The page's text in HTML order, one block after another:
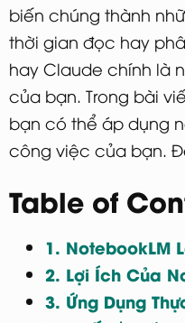
biến chúng thành
thời gian đọc hay
hay Claude chính là
của bạn. Trong bài
bạn có thể áp dụng
công việc của bạn.
Table of
1. NotebookLM
2. Lợi Ích Của
3. Ứng Dụng